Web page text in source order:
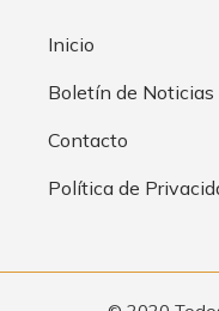
Inicio
Boletín de Noticias
Contacto
Política de